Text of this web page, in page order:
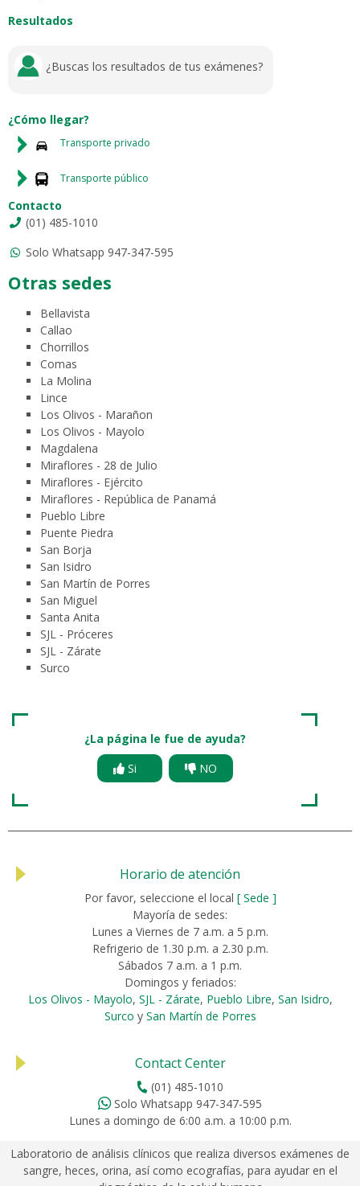
Resultados
¿Buscas los resultados de tus exámenes?
¿Cómo llegar?
Transporte privado
Transporte público
Contacto
(01) 485-1010
Solo Whatsapp 947-347-595
Otras sedes
Bellavista
Callao
Chorrillos
Comas
La Molina
Lince
Los Olivos - Marañon
Los Olivos - Mayolo
Magdalena
Miraflores - 28 de Julio
Miraflores - Ejército
Miraflores - República de Panamá
Pueblo Libre
Puente Piedra
San Borja
San Isidro
San Martín de Porres
San Miguel
Santa Anita
SJL - Próceres
SJL - Zárate
Surco
¿La página le fue de ayuda?
Si
NO
Horario de atención
Por favor, seleccione el local [ Sede ]
Mayoría de sedes:
Lunes a Viernes de 7 a.m. a 5 p.m.
Refrigerio de 1.30 p.m. a 2.30 p.m.
Sábados 7 a.m. a 1 p.m.
Domingos y feriados:
Los Olivos - Mayolo, SJL - Zárate, Pueblo Libre, San Isidro,
Surco y San Martín de Porres
Contact Center
(01) 485-1010
Solo Whatsapp 947-347-595
Lunes a domingo de 6:00 a.m. a 10:00 p.m.
Laboratorio de análisis clínicos que realiza diversos exámenes de
sangre, heces, orina, así como ecografías, para ayudar en el